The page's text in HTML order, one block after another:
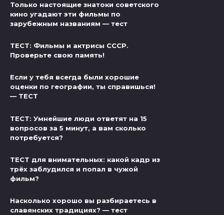
Только настоящие знатоки советского
кино угадают эти фильмы по
зарубежным названиям — тест
ТЕСТ: Фильмы и актрисы СССР.
Проверьте свою память!
Если у тебя всегда были хорошие
оценки по географии, ты справишься!
— ТЕСТ
ТЕСТ: Умнейшие люди ответят на 15
вопросов за 5 минут, а вам сколько
потребуется?
ТЕСТ для внимательных: какой кадр из
трёх заблудился и попал в чужой
фильм?
Насколько хорошо вы разбираетесь в
славянских традициях? — тест